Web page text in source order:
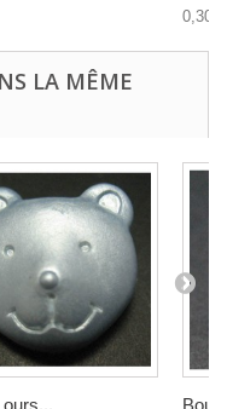
0,30 €
LA MÊME